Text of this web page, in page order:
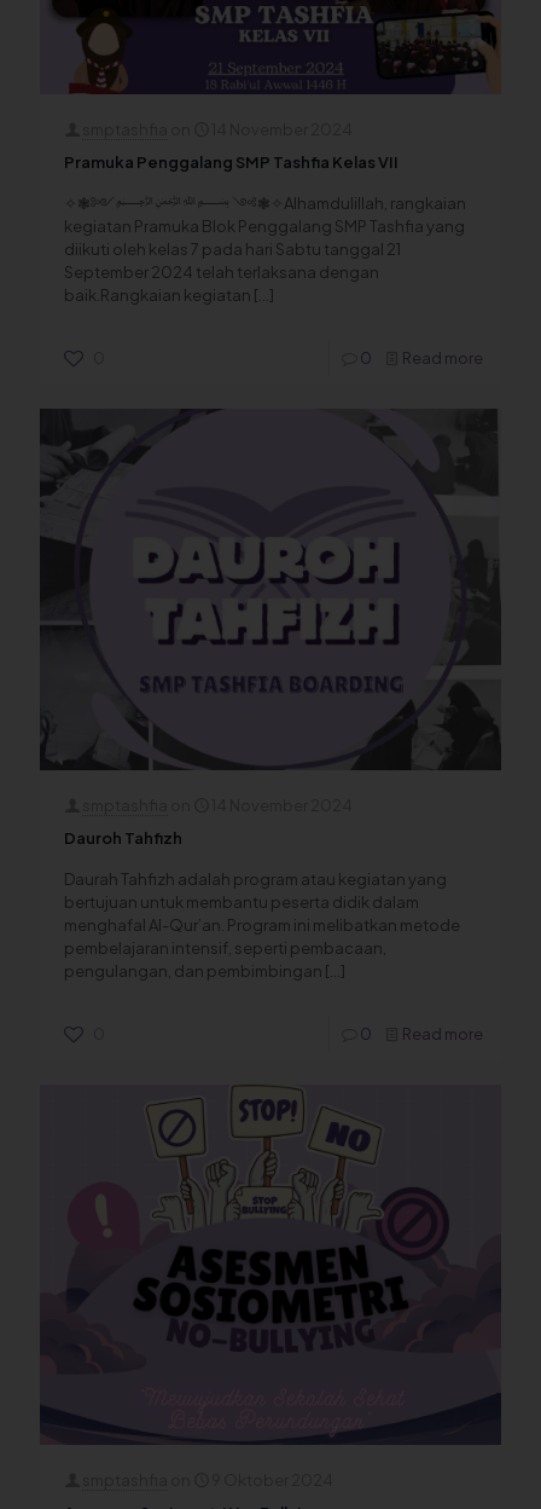
Pramuka Penggalang SMP Tashfia Kelas VII
✧❃༻﷽ ༺❃✧Alhamdulillah, rangkaian
kegiatan Pramuka Blok Penggalang SMP Tashfia yang
diikuti oleh kelas 7 pada hari Sabtu tanggal 21
September 2024 telah terlaksana dengan
baik.Rangkaian kegiatan […]
0 Read more
Dauroh Tahfizh
Daurah Tahfizh adalah program atau kegiatan yang
bertujuan untuk membantu peserta didik dalam
menghafal Al-Qur’an. Program ini melibatkan metode
pembelajaran intensif, seperti pembacaan,
pengulangan, dan pembimbingan […]
0 Read more